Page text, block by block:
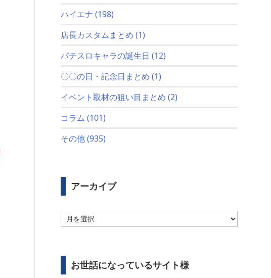
ハイエナ (198)
店長カスタムまとめ (1)
パチスロキャラの誕生日 (12)
〇〇の日・記念日まとめ (1)
イベント取材の狙い目まとめ (2)
コラム (101)
その他(935)
アーカイブ
ー
ブ
お世話になっているサイト様